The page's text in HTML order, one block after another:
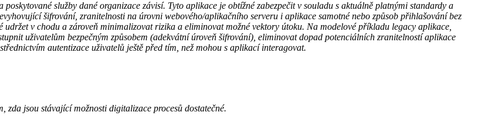
služby dané organizace závisí. Tyto aplikace je obtížné zabezpečit v souladu s aktuálně platnými standardy a
šifrování, zranitelnosti na úrovni webového/aplikačního serveru i aplikace samotné nebo způsob přihlašování bez
v chodu a zároveň minimalizovat rizika a eliminovat možné vektory útoku. Na modelové příkladu legacy aplikace,
uživatelům bezpečným způsobem (adekvátní úroveň šifrování), eliminovat dopad potenciálních zranitelností aplikace
autentizace uživatelů ještě před tím, než mohou s aplikací interagovat.
jsou stávající možnosti digitalizace procesů dostatečné.